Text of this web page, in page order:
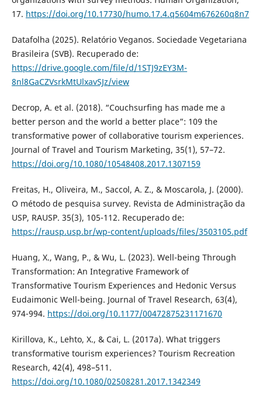
17. https://doi.org/10.17730/humo.17.4.q5604m676260q8n7
Datafolha (2025). Relatório Veganos. Sociedade Vegetariana
Brasileira (SVB). Recuperado de:
https://drive.google.com/file/d/1STJ9zEY3M-
8nl8GaCZVsrkMtUlxavSJz/view
Decrop, A. et al. (2018). “Couchsurfing has made me a
better person and the world a better place”: 109 the
transformative power of collaborative tourism experiences.
Journal of Travel and Tourism Marketing, 35(1), 57–72.
https://doi.org/10.1080/10548408.2017.1307159
Freitas, H., Oliveira, M., Saccol, A. Z., & Moscarola, J. (2000).
O método de pesquisa survey. Revista de Administração da
USP, RAUSP. 35(3), 105-112. Recuperado de:
https://rausp.usp.br/wp-content/uploads/files/3503105.pdf
Huang, X., Wang, P., & Wu, L. (2023). Well-being Through
Transformation: An Integrative Framework of
Transformative Tourism Experiences and Hedonic Versus
Eudaimonic Well-being. Journal of Travel Research, 63(4),
974-994. https://doi.org/10.1177/00472875231171670
Kirillova, K., Lehto, X., & Cai, L. (2017a). What triggers
transformative tourism experiences? Tourism Recreation
Research, 42(4), 498–511.
https://doi.org/10.1080/02508281.2017.1342349